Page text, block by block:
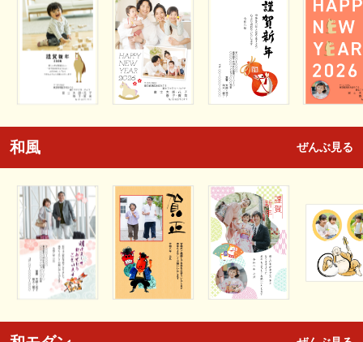
和風 ぜんぶ見る